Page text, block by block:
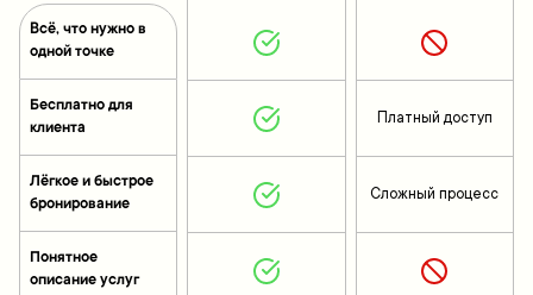
Всё, что нужно в
одной точке
Бесплатно для
клиента
Лёгкое и быстрое
бронирование
Понятное
описание услуг
Платный доступ
Сложный процесс